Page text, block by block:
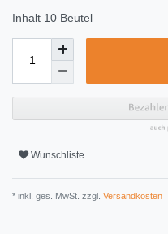
Inhalt 10 Beutel
Wunschliste
* inkl. ges. MwSt. zzgl. Versandkosten